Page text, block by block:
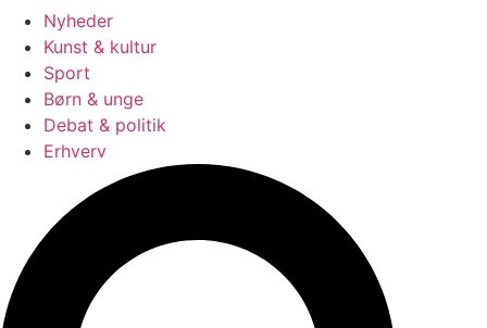
Nyheder
Kunst & kultur
Sport
Børn & unge
Debat & politik
Erhverv